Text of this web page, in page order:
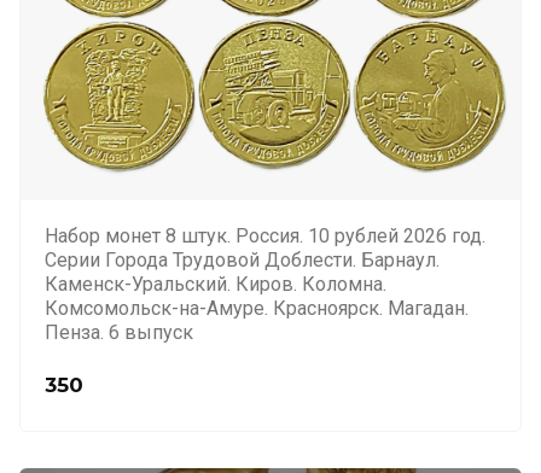
Набор монет 8 штук. Россия. 10 рублей 2026 год.
Серии Города Трудовой Доблести. Барнаул.
Каменск-Уральский. Киров. Коломна.
Комсомольск-на-Амуре. Красноярск. Магадан.
Пенза. 6 выпуск
350